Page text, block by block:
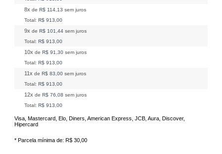
8x de R$ 114,13 sem juros
Total: R$ 913,00
9x de R$ 101,44 sem juros
Total: R$ 913,00
10x de R$ 91,30 sem juros
Total: R$ 913,00
11x de R$ 83,00 sem juros
Total: R$ 913,00
12x de R$ 76,08 sem juros
Total: R$ 913,00
Visa, Mastercard, Elo, Diners, American Express, JCB, Aura, Discover,
Hipercard
* Parcela mínima de: R$ 30,00